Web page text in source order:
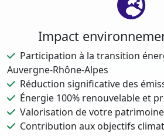
Impact
Participation à la transition
Auvergne-Rhône-Alpes
Réduction significative des
Énergie 100% renouvelable et
Valorisation de votre
Contribution aux objectifs